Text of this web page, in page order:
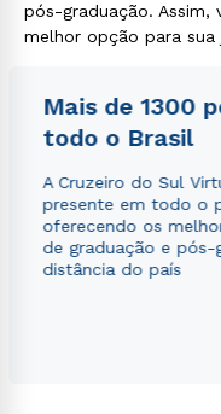
pós-graduação.
melhor opção para sua
Mais de 1300
todo o Brasil
A Cruzeiro do Sul
presente em todo o
oferecendo os
de graduação e pós-
distância do país